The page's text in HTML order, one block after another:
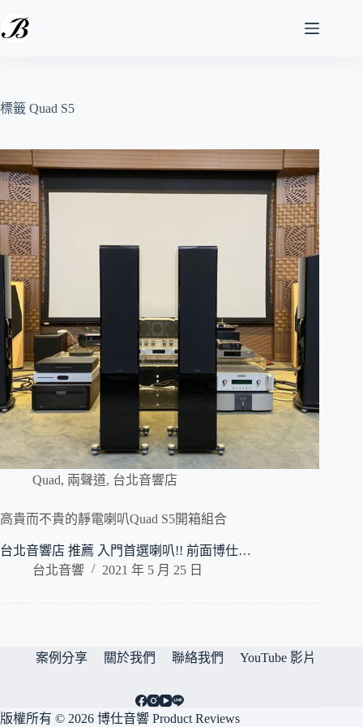
至
容
標籤 Quad S5
Quad, 兩聲道, 台北音響店
高貴而不貴的靜電喇叭Quad S5開箱組合
台北音響店 推薦 入門首選喇叭!! 前面博仕…
台北音響
2021 年 5 月 25 日
案例分享 關於我們 聯絡我們 YouTube 影片
版權所有 © 2026 博仕音響 Product Reviews